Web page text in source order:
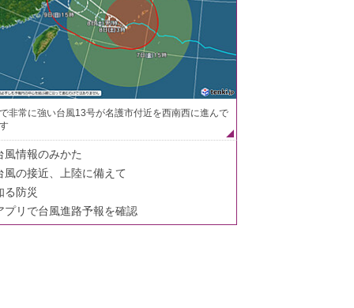
非常に強い台風13号が名護市付近を西南西に進んで
風情報のみかた
風の接近、上陸に備えて
る防災
プリで台風進路予報を確認